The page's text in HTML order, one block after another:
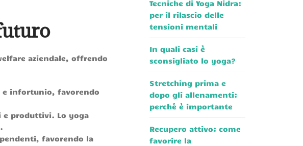
aziendale, offrendo
e infortunio, favorendo
e produttivi. Lo yoga
favorendo la
Tecniche di Yoga Nidra:
per il rilascio delle
tensioni mentali
In quali casi è
sconsigliato lo yoga?
Stretching prima e
dopo gli allenamenti:
perché è importante
Recupero attivo: come
favorire la